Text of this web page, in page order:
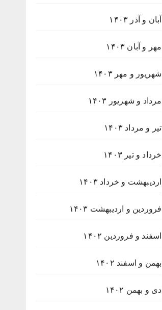
آبان و آذر ۱۴۰۳
مهر و آبان ۱۴۰۳
شهریور و مهر ۱۴۰۳
مرداد و شهریور ۱۴۰۳
تیر و مرداد ۱۴۰۳
خرداد و تیر ۱۴۰۳
اردیبهشت و خرداد ۱۴۰۳
فروردین و اردیبهشت ۱۴۰۳
اسفند و فروردین ۱۴۰۲
بهمن و اسفند ۱۴۰۲
دی و بهمن ۱۴۰۲